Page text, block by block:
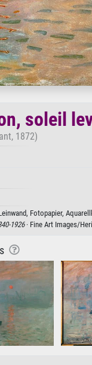
soleil
1872)
Fotopapier,
1926· Fine Art Images/